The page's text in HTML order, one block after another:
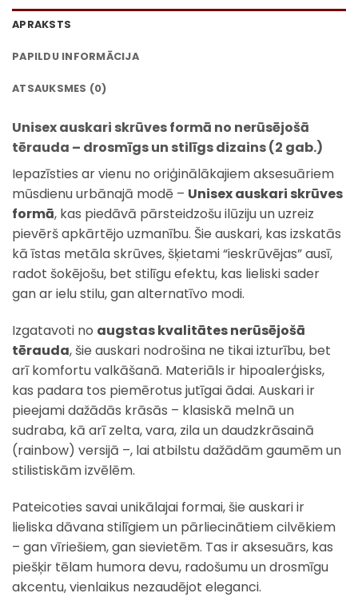
APRAKSTS
PAPILDU INFORMĀCIJA
ATSAUKSMES (0)
Unisex auskari skrūves formā no nerūsējošā
tērauda – drosmīgs un stilīgs dizains (2 gab.)
Iepazīsties ar vienu no oriģinālākajiem aksesuāriem
mūsdienu urbānajā modē – Unisex auskari skrūves
formā, kas piedāvā pārsteidzošu ilūziju un uzreiz
pievērš apkārtējo uzmanību. Šie auskari, kas izskatās
kā īstas metāla skrūves, šķietami “ieskrūvējas” ausī,
radot šokējošu, bet stilīgu efektu, kas lieliski sader
gan ar ielu stilu, gan alternatīvo modi.
Izgatavoti no augstas kvalitātes nerūsējošā
tērauda, šie auskari nodrošina ne tikai izturību, bet
arī komfortu valkāšanā. Materiāls ir hipoalerģisks,
kas padara tos piemērotus jutīgai ādai. Auskari ir
pieejami dažādās krāsās – klasiskā melnā un
sudraba, kā arī zelta, vara, zila un daudzkrāsainā
(rainbow) versijā –, lai atbilstu dažādām gaumēm un
stilistiskām izvēlēm.
Pateicoties savai unikālajai formai, šie auskari ir
lieliska dāvana stilīgiem un pārliecinātiem cilvēkiem
– gan vīriešiem, gan sievietēm. Tas ir aksesuārs, kas
piešķir tēlam humora devu, radošumu un drosmīgu
akcentu, vienlaikus nezaudējot eleganci.